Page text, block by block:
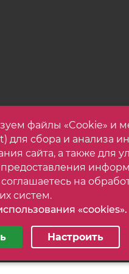
корпусной мебели. Все
файлы «Cookie» и
для сбора и анализа
сайта, а также для
на
систем.
«cookies».
Аналитические/
Настроить